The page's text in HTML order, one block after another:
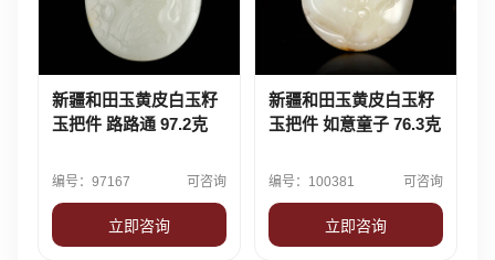
新疆和田玉黄皮白玉籽
玉把件 路路通 97.2克
编号：97167 可咨询
立即咨询
新疆和田玉黄皮白玉籽
玉把件 如意童子 76.3克
编号：100381 可咨询
立即咨询